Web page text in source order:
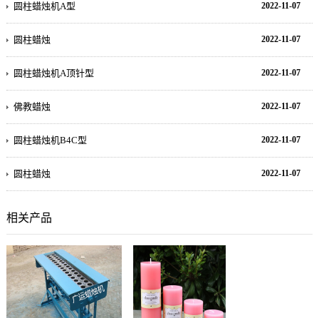
2022-11-07
圆柱蜡烛机A型
2022-11-07
圆柱蜡烛
2022-11-07
圆柱蜡烛机A顶针型
2022-11-07
佛教蜡烛
2022-11-07
圆柱蜡烛机B4C型
2022-11-07
圆柱蜡烛
相关产品